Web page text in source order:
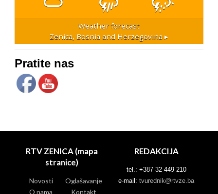
Weather forecast
Zenica, Bosnia and Herzegovina ▸
Pratite nas
RTV ZENICA (mapa
stranice)
Novosti
Oglašavanje
O nama
Kontakt
REDAKCIJA
tel.: +387 32 449 210
e-mail: tvurednik@rtvze.ba